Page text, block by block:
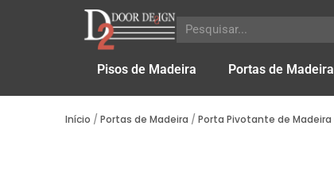
Pisos de Madeira Portas de Madeira
Início / Portas de Madeira / Porta Pivotante de Madeira